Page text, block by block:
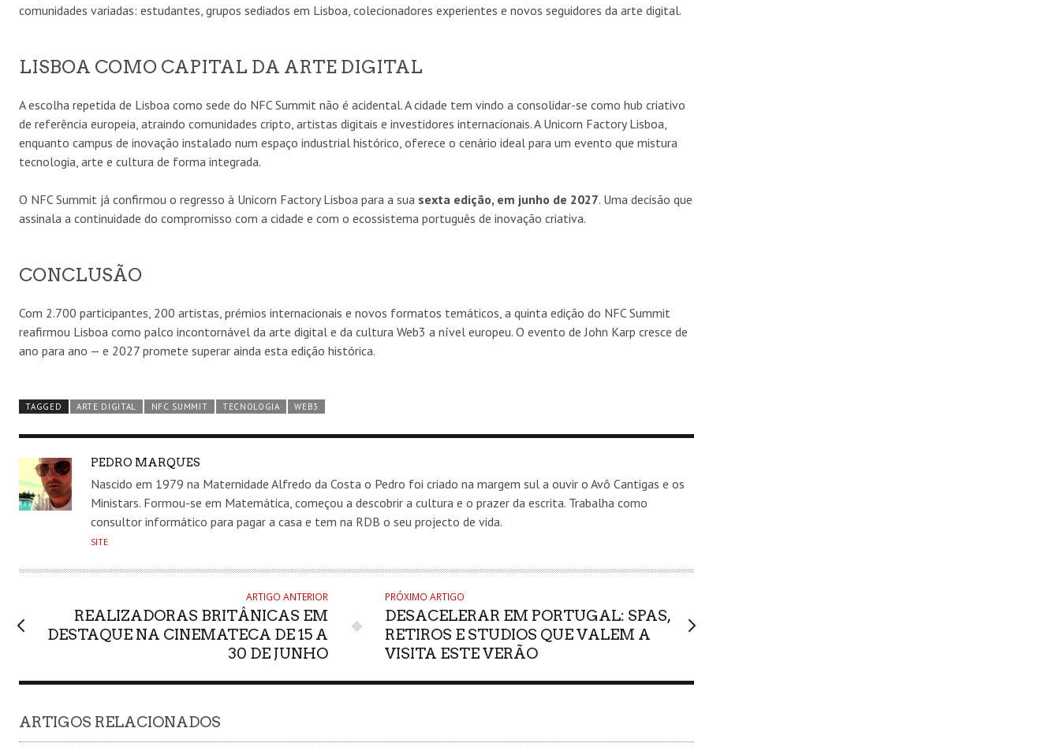
comunidades variadas: estudantes, grupos sediados em Lisboa, colecionadores experientes e novos seguidores da arte digital.
LISBOA COMO CAPITAL DA ARTE DIGITAL
A escolha repetida de Lisboa como sede do NFC Summit não é acidental. A cidade tem vindo a consolidar-se como hub criativo
de referência europeia, atraindo comunidades cripto, artistas digitais e investidores internacionais. A Unicorn Factory Lisboa,
enquanto campus de inovação instalado num espaço industrial histórico, oferece o cenário ideal para um evento que mistura
tecnologia, arte e cultura de forma integrada.
O NFC Summit já confirmou o regresso à Unicorn Factory Lisboa para a sua sexta edição, em junho de 2027. Uma decisão que
assinala a continuidade do compromisso com a cidade e com o ecossistema português de inovação criativa.
CONCLUSÃO
Com 2.700 participantes, 200 artistas, prémios internacionais e novos formatos temáticos, a quinta edição do NFC Summit
reafirmou Lisboa como palco incontornável da arte digital e da cultura Web3 a nível europeu. O evento de John Karp cresce de
ano para ano — e 2027 promete superar ainda esta edição histórica.
TAGGED ARTE DIGITAL NFC SUMMIT TECNOLOGIA WEB3
AUTHOR
PEDRO MARQUES
Nascido em 1979 na Maternidade Alfredo da Costa o Pedro foi criado na margem sul a ouvir o Avô Cantigas e os
Ministars. Formou-se em Matemática, começou a descobrir a cultura e o prazer da escrita. Trabalha como
consultor informático para pagar a casa e tem na RDB o seu projecto de vida.
SITE
ARTIGO ANTERIOR
REALIZADORAS BRITÂNICAS EM
DESTAQUE NA CINEMATECA DE 15 A
30 DE JUNHO
PRÓXIMO ARTIGO
DESACELERAR EM PORTUGAL: SPAS,
RETIROS E STUDIOS QUE VALEM A
VISITA ESTE VERÃO
ARTIGOS RELACIONADOS